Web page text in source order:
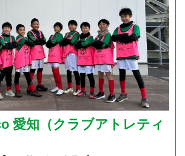
愛知（クラブアトレティ